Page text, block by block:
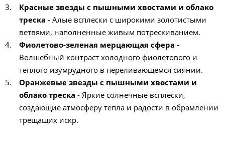
Красные звезды с пышными хвостами и облако
треска - Алые всплески с широкими золотистыми
ветвями, наполненные живым потрескиванием.
Фиолетово-зеленая мерцающая сфера -
Волшебный контраст холодного фиолетового и
тёплого изумрудного в переливающемся сиянии.
Оранжевые звезды с пышными хвостами и
облако треска - Яркие солнечные всплески,
создающие атмосферу тепла и радости в обрамлении
трещащих искр.